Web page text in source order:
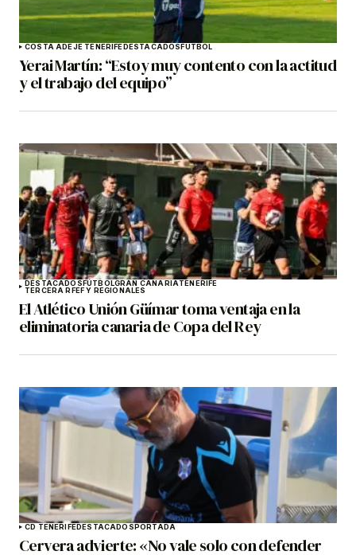
COSTA ADEJE TENERIFEDESTACADOSFÚTBOL
Yerai Martín: “Estoy muy contento con la actitud
y el trabajo del equipo”
DESTACADOSFÚTBOLGRAN CANARIATENERIFE
TERCERA RFEF Y REGIONALES
El Atlético Unión Güímar toma ventaja en la
eliminatoria canaria de Copa del Rey
CD TENERIFEDESTACADOSPORTADA
Cervera advierte: «No vale solo con defender